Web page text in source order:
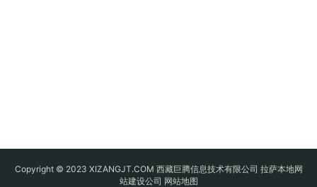
Copyright © 2023 XIZANGJT.COM 西藏巨腾信息技术有限公司 拉萨本地网
站建设公司 网站地图